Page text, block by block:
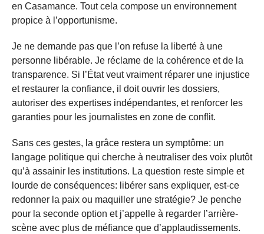
en Casamance. Tout cela compose un environnement
propice à l’opportunisme.
Je ne demande pas que l’on refuse la liberté à une
personne libérable. Je réclame de la cohérence et de la
transparence. Si l’État veut vraiment réparer une injustice
et restaurer la confiance, il doit ouvrir les dossiers,
autoriser des expertises indépendantes, et renforcer les
garanties pour les journalistes en zone de conflit.
Sans ces gestes, la grâce restera un symptôme: un
langage politique qui cherche à neutraliser des voix plutôt
qu’à assainir les institutions. La question reste simple et
lourde de conséquences: libérer sans expliquer, est-ce
redonner la paix ou maquiller une stratégie? Je penche
pour la seconde option et j’appelle à regarder l’arrière-
scène avec plus de méfiance que d’applaudissements.